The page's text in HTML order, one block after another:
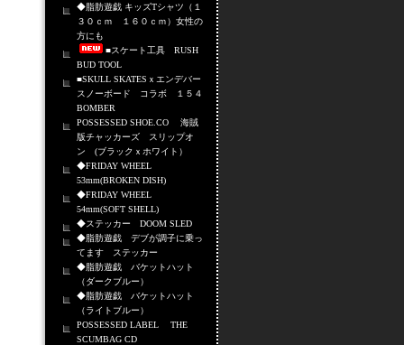
◆脂肪遊戯 キッズTシャツ（１
３０ｃｍ １６０ｃｍ）女性の
方にも
■スケート工具 RUSH
BUD TOOL
■SKULL SKATESｘエンデバー
スノーボード コラボ １５４
BOMBER
POSSESSED SHOE.CO 海賊
版チャッカーズ スリップオ
ン (ブラックｘホワイト）
◆FRIDAY WHEEL
53mm(BROKEN DISH)
◆FRIDAY WHEEL
54mm(SOFT SHELL)
◆ステッカー DOOM SLED
◆脂肪遊戯 デブが調子に乗っ
てます ステッカー
◆脂肪遊戯 バケットハット
（ダークブルー）
◆脂肪遊戯 バケットハット
（ライトブルー）
POSSESSED LABEL THE
SCUMBAG CD